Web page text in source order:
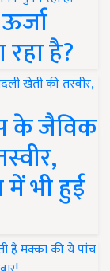
है?
के जैविक
भी हुई